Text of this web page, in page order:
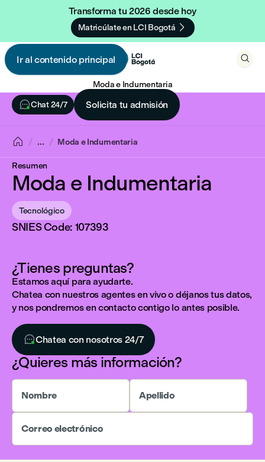
Transforma tu 2026 desde hoy
Matricúlate en LCI Bogotá 
Ir al contenido principal
 
Moda e Indumentaria
Chat 24/7 Solicita tu admisión
 ... Moda e Indumentaria
Resumen
Moda e Indumentaria
Tecnológico
SNIES Code: 107393
¿Tienes preguntas?
Estamos aquí para ayudarte.
Chatea con nuestros agentes en vivo o déjanos tus datos,
y nos pondremos en contacto contigo lo antes posible.
Chatea con nosotros 24/7
¿Quieres más información?
Nombre Apellido
Correo electrónico